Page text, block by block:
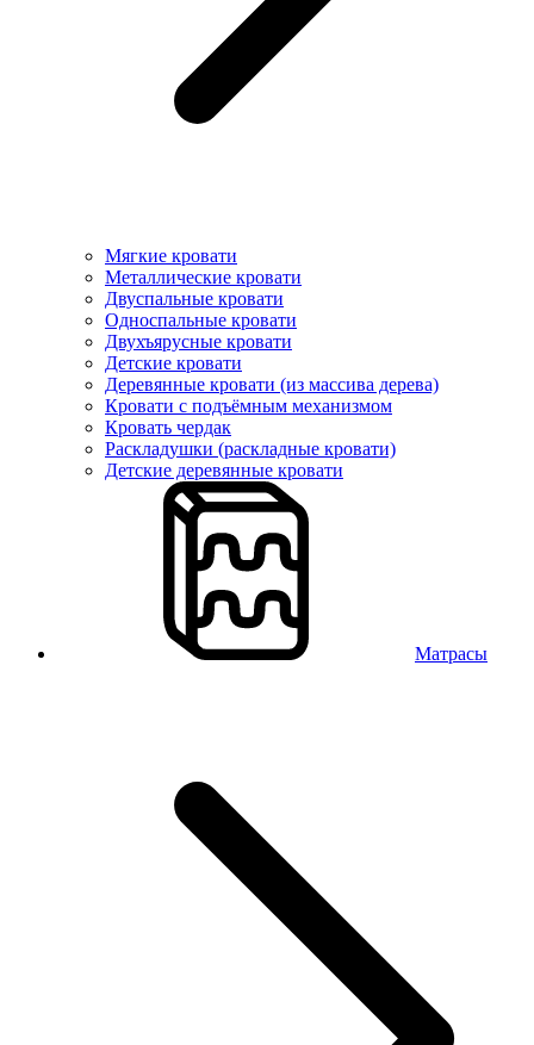
Мягкие кровати
Металлические кровати
Двуспальные кровати
Односпальные кровати
Двухъярусные кровати
Детские кровати
Деревянные кровати (из массива дерева)
Кровати с подъёмным механизмом
Кровать чердак
Раскладушки (раскладные кровати)
Детские деревянные кровати
Матрасы